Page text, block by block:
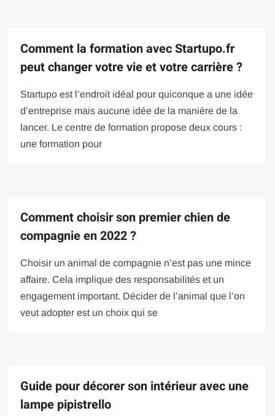
Comment la formation avec Startupo.fr
peut changer votre vie et votre carrière ?
Startupo est l’endroit idéal pour quiconque a une idée
d’entreprise mais aucune idée de la manière de la
lancer. Le centre de formation propose deux cours :
une formation pour
Comment choisir son premier chien de
compagnie en 2022 ?
Choisir un animal de compagnie n’est pas une mince
affaire. Cela implique des responsabilités et un
engagement important. Décider de l’animal que l’on
veut adopter est un choix qui se
Guide pour décorer son intérieur avec une
lampe pipistrello